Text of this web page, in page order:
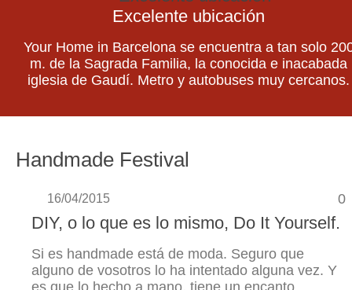
Excelente ubicación
Your Home in Barcelona se encuentra a tan solo
m. de la Sagrada Familia, la conocida e inacabada
iglesia de Gaudí. Metro y autobuses muy cercanos.
Handmade Festival
16/04/2015 0
DIY, o lo que es lo mismo, Do It Yourself.
Si es handmade está de moda. Seguro que
alguno de vosotros lo ha intentado alguna vez. Y
es que lo hecho a mano, tiene un encanto